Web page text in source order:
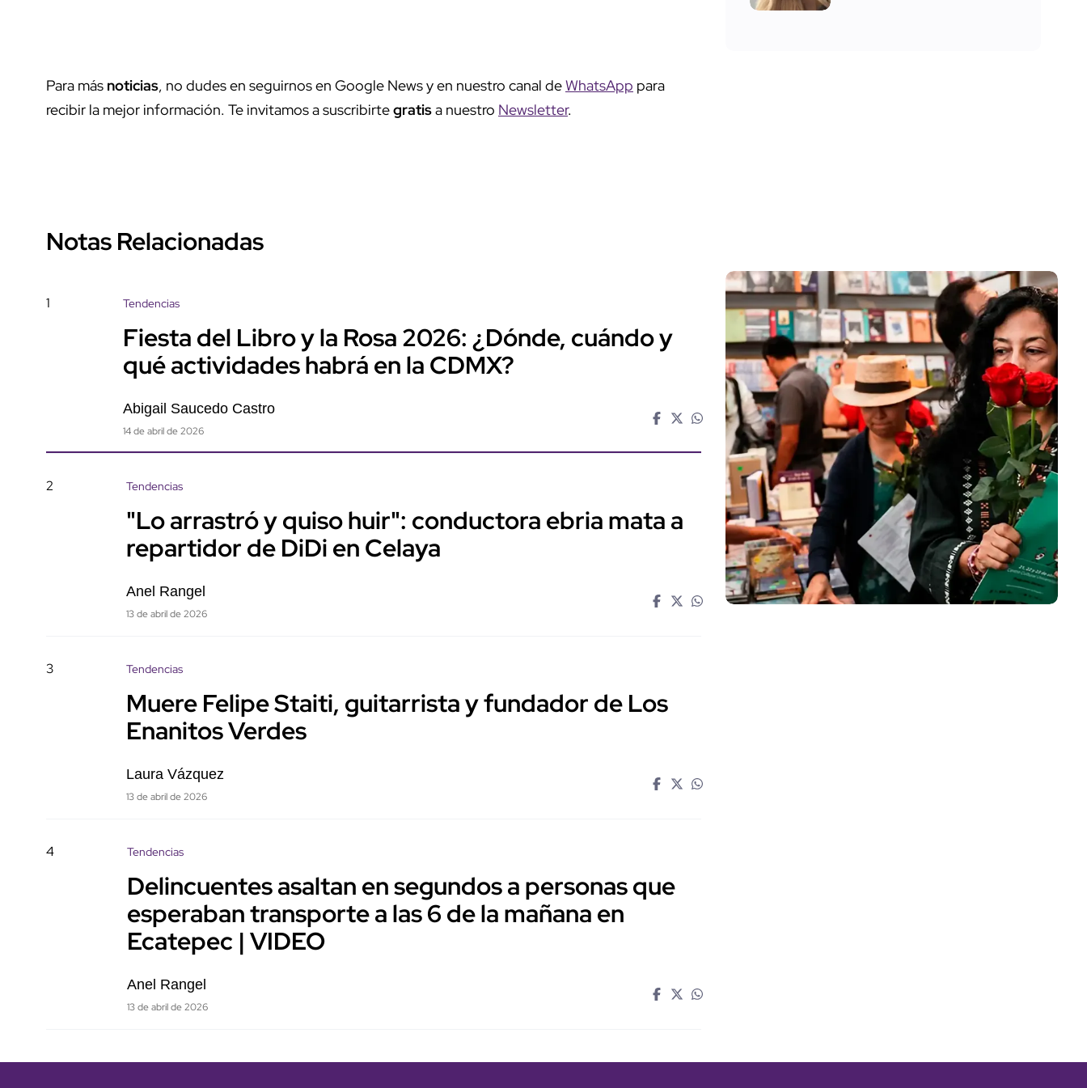
Para más noticias, no dudes en seguirnos en Google News y en nuestro canal deWhatsApp para
recibir la mejor información. Te invitamos a suscribirtegratisa nuestro Newsletter.
Notas Relacionadas
1 Tendencias
Fiesta del Libro y la Rosa 2026: ¿Dónde, cuándo y
qué actividades habrá en la CDMX?
Abigail Saucedo Castro
14 de abril de 2026
2 Tendencias
"Lo arrastró y quiso huir": conductora ebria mata a
repartidor de DiDi en Celaya
Anel Rangel
13 de abril de 2026
3 Tendencias
Muere Felipe Staiti, guitarrista y fundador de Los
Enanitos Verdes
Laura Vázquez
13 de abril de 2026
4 Tendencias
Delincuentes asaltan en segundos a personas que
esperaban transporte a las 6 de la mañana en
Ecatepec | VIDEO
Anel Rangel
13 de abril de 2026